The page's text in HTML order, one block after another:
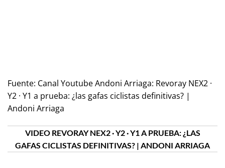
Fuente: Canal Youtube Andoni Arriaga: Revoray NEX2 ·
Y2 · Y1 a prueba: ¿las gafas ciclistas definitivas? |
Andoni Arriaga
VIDEO REVORAY NEX2 · Y2 · Y1 A PRUEBA: ¿LAS
GAFAS CICLISTAS DEFINITIVAS? | ANDONI ARRIAGA